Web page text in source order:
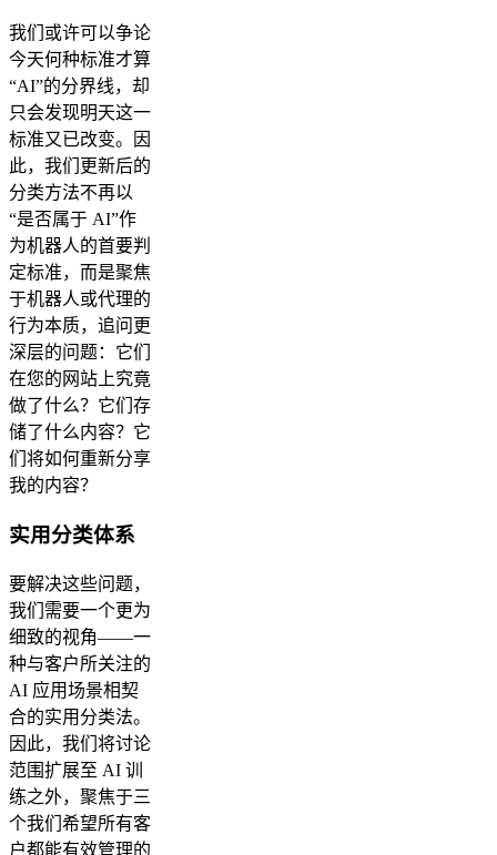
我们或许可以争论
今天何种标准才算
“AI”的分界线，却
只会发现明天这一
标准又已改变。因
此，我们更新后的
分类方法不再以
“是否属于 AI”作
为机器人的首要判
定标准，而是聚焦
于机器人或代理的
行为本质，追问更
深层的问题：它们
在您的网站上究竟
做了什么？它们存
储了什么内容？它
们将如何重新分享
我的内容？
实用分类体系
要解决这些问题，
我们需要一个更为
细致的视角——一
种与客户所关注的
AI 应用场景相契
合的实用分类法。
因此，我们将讨论
范围扩展至 AI 训
练之外，聚焦于三
个我们希望所有客
户都能有效管理的